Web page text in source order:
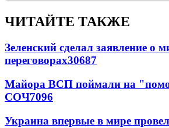
ЧИТАЙТЕ ТАКЖЕ
Зеленский сделал заявление о
переговорах30687
Майора ВСП поймали на
СОЧ7096
Украина впервые в мире